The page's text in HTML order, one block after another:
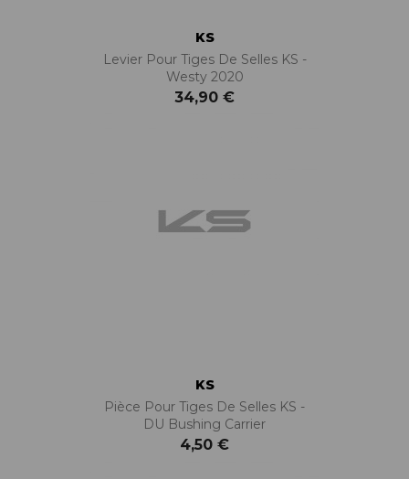
KS
Levier Pour Tiges De Selles KS -
Westy 2020
34,90 €
KS
Pièce Pour Tiges De Selles KS -
DU Bushing Carrier
4,50 €